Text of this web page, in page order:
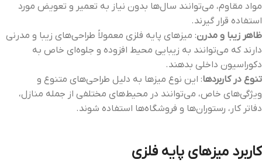
مواد مقاوم، می‌توانند سال‌ها بدون نیاز به تعمیر و تعویض مورد
استفاده قرار گیرند.
ظاهر زیبا و مدرن: میزهای پایه فلزی معمولاً طراحی‌های زیبا و مدرنی
دارند که می‌توانند به زیبایی محیط افزوده و جلوه‌ای خاص به
دکوراسیون داخلی بدهند.
تنوع در کاربردها: این نوع میزها به دلیل طراحی‌های متنوع و
ویژگی‌های خاص، می‌توانند در محیط‌های مختلفی از جمله منازل،
دفاتر کار، رستوران‌ها و فروشگاه‌ها استفاده شوند.
کاربرد میزهای پایه فلزی